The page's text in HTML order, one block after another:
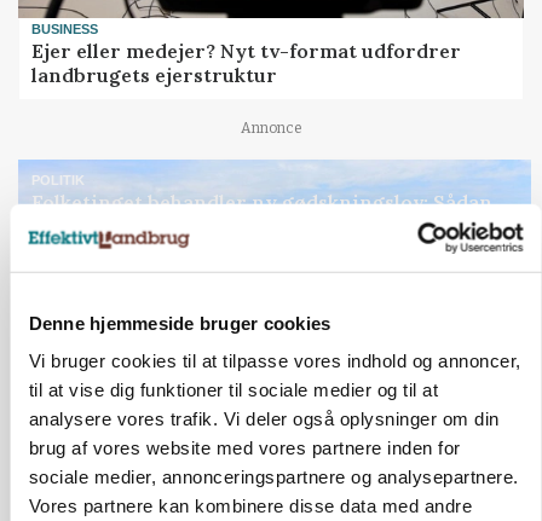
Denne hjemmeside bruger cookies
Vi bruger cookies til at tilpasse vores indhold og annoncer,
til at vise dig funktioner til sociale medier og til at
analysere vores trafik. Vi deler også oplysninger om din
brug af vores website med vores partnere inden for
sociale medier, annonceringspartnere og analysepartnere.
Vores partnere kan kombinere disse data med andre
BUSINESS
Ejer eller medejer? Nyt tv-format udfordrer
landbrugets ejerstruktur
Annonce
POLITIK
Folketinget behandler ny gødskningslov: Sådan
kan den ændre din bedrift fra 2027
Annonce
Loading...
Jobs
i samarbejde med